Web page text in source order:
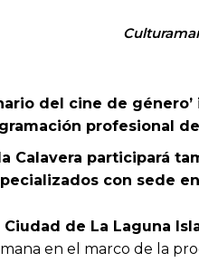
del cine de
profesional
Calavera participará
con sede
de La Laguna
en el marco de la